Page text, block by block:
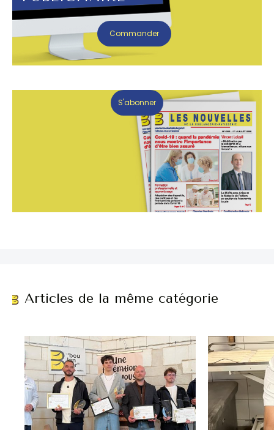
Commander
S'abonner
Articles de la même catégorie